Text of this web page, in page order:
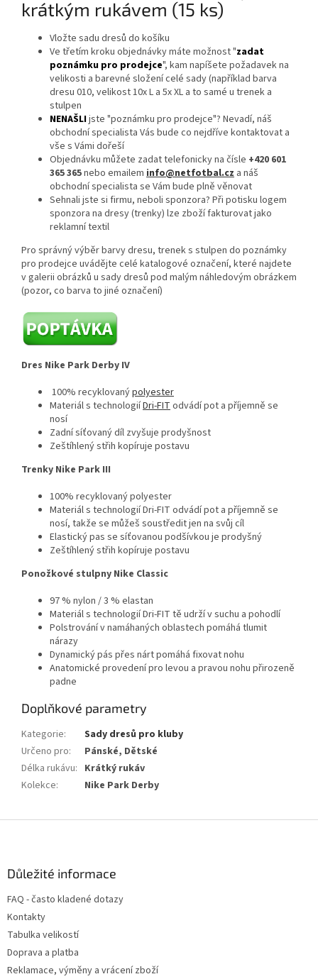
krátkým rukávem (15 ks)
Vložte sadu dresů do košíku
Ve třetím kroku objednávky máte možnost "zadat
poznámku pro prodejce", kam napíšete požadavek na
velikosti a barevné složení celé sady (například barva
dresu 010, velikost 10x L a 5x XL a to samé u trenek a
stulpen
NENAŠLIjste "poznámku pro prodejce"? Nevadí, náš
obchodní specialista Vás bude co nejdříve kontaktovat a
vše s Vámi dořeší
Objednávku můžete zadat telefonicky na čísle +420 601
365 365nebo emailem info@netfotbal.cz a náš
obchodní specialista se Vám bude plně věnovat
Sehnali jste si firmu, neboli sponzora? Při potisku logem
sponzora na dresy (trenky) lze zboží fakturovat jako
reklamní textil
Pro správný výběr barvy dresu, trenek s stulpen do poznámky
pro prodejce uvádějte celé katalogové označení, které najdete
v galerii obrázků u sady dresů pod malým náhledovým obrázkem
(pozor, co barva to jiné označení)
Dres Nike Park Derby IV
100% recyklovanýpolyester
Materiál s technologiíDri-FITodvádí pot a příjemně se
nosí
Zadní síťovaný díl zvyšuje prodyšnost
Zeštíhlený střih kopíruje postavu
Trenky Nike Park III
100% recyklovaný polyester
Materiál s technologií Dri-FIT odvádí pot a příjemně se
nosí, takže se můžeš soustředit jen na svůj cíl
Elastický pas se síťovanou podšívkou je prodyšný
Zeštíhlený střih kopíruje postavu
Ponožkové stulpny Nike Classic
97 % nylon / 3 % elastan
Materiál s technologií Dri-FIT tě udrží v suchu a pohodlí
Polstrování v namáhaných oblastech pomáhá tlumit
nárazy
Dynamický pás přes nárt pomáhá fixovat nohu
Anatomické provedení pro levou a pravou nohu přirozeně
padne
Doplňkové parametry
Kategorie:
Sady dresů pro kluby
Určeno pro:
Pánské, Dětské
Délka rukávu: Krátký rukáv
Kolekce: Nike Park Derby
Důležité informace
FAQ - často kladené dotazy
Kontakty
Tabulka velikostí
Doprava a platba
Reklamace, výměny a vrácení zboží